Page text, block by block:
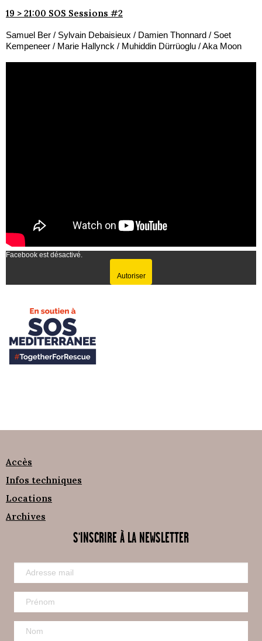
19 > 21:00 SOS Sessions #2
Samuel Ber / Sylvain Debaisieux / Damien Thonnard / Soet
Kempeneer / Marie Hallynck / Muhiddin Dürrüoglu / Aka Moon
Facebook est désactivé.
Autoriser
Accès
Infos techniques
Locations
Archives
S'INSCRIRE À LA NEWSLETTER